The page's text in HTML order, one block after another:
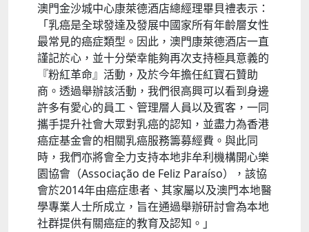
澳門金沙城中心康萊德酒店總經理畢貝禮表示：
「乳癌是全球發達及發展中國家所有年齡層女性
最常見的癌症類型。因此，澳門康萊德酒店一直
謹記於心，並十分榮幸能夠再次支持極具意義的
『粉紅革命』活動，及於今年擔任紅寶石贊助
商。透過舉辦該活動，我們很高興可以看到身邊
許多有愛心的員工、管理層人員以及賓客，一同
攜手提升社會大眾對乳癌的認知，並盡力為香港
癌症基金會的相關乳癌服務籌募經費。與此同
時，我們亦將會全力支持本地非牟利機構開心樂
園協會（Associação de Feliz Paraíso），該協
會於2014年由癌症患者、其家屬以及澳門本地醫
學專業人士所成立，旨在通過舉辦研討會為本地
社群提供有關癌症的教育及認知。」